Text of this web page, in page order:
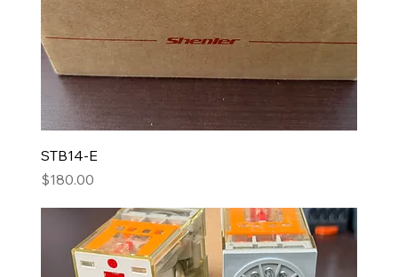
STB14-E
Precio
$180.00